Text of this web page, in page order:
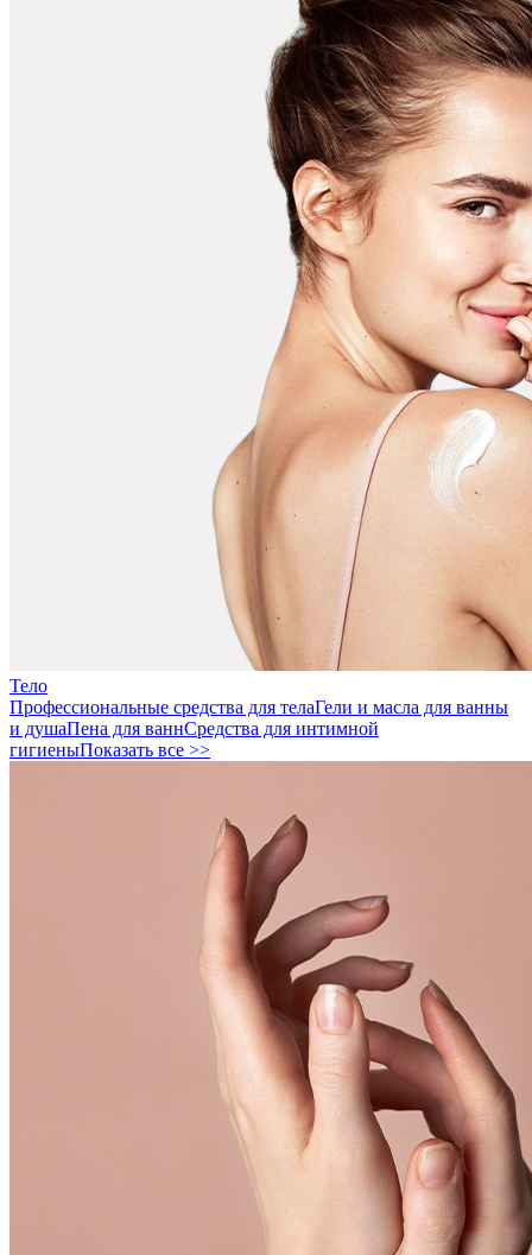
Тело
Профессиональные средства для телаГели и масла для ванны
и душаПена для ваннСредства для интимной
гигиеныПоказать все >>